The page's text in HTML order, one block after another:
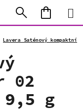
Hledat
KOŠÍK
Lavera Saténový kompaktní
02
9,5 g